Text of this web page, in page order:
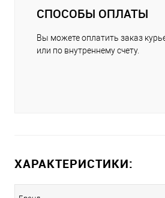
СПОСОБЫ ОПЛАТЫ
Вы можете оплатить заказ
или по внутреннему счету.
ХАРАКТЕРИСТИКИ: